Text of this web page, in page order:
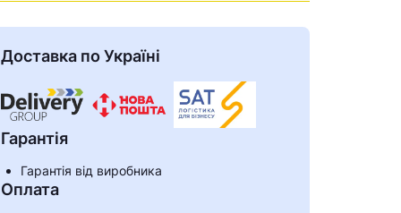
Доставка по Україні
Гарантія
Гарантія від виробника
Оплата